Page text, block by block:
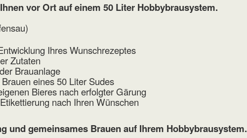
vor Ort auf einem 50 Liter Hobbybrausystem.
Ihres Wunschrezeptes
Zutaten
Brauanlage
eines 50 Liter Sudes
Bieres nach erfolgter Gärung
nach Ihren Wünschen
und gemeinsames Brauen auf Ihrem Hobbybrausystem.